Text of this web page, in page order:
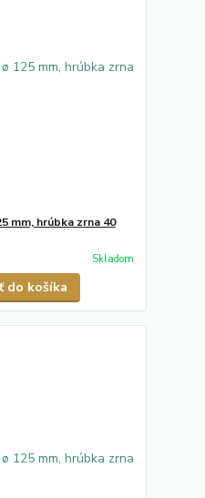
mm, hrúbka zrna 40
Skladom
do košíka